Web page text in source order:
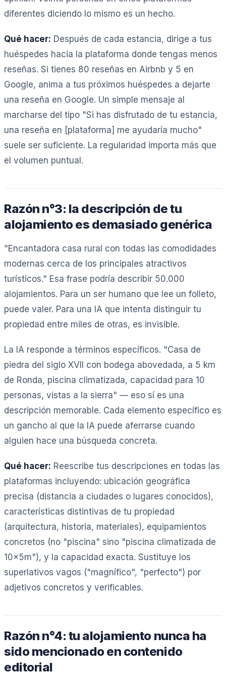
diferentes diciendo lo mismo es un hecho.
Qué hacer: Después de cada estancia, dirige a tus
huéspedes hacia la plataforma donde tengas menos
reseñas. Si tienes 80 reseñas en Airbnb y 5 en
Google, anima a tus próximos huéspedes a dejarte
una reseña en Google. Un simple mensaje al
marcharse del tipo "Si has disfrutado de tu estancia,
una reseña en [plataforma] me ayudaría mucho"
suele ser suficiente. La regularidad importa más que
el volumen puntual.
Razón n°3: la descripción de tu
alojamiento es demasiado genérica
"Encantadora casa rural con todas las comodidades
modernas cerca de los principales atractivos
turísticos." Esa frase podría describir 50.000
alojamientos. Para un ser humano que lee un folleto,
puede valer. Para una IA que intenta distinguir tu
propiedad entre miles de otras, es invisible.
La IA responde a términos específicos. "Casa de
piedra del siglo XVII con bodega abovedada, a 5 km
de Ronda, piscina climatizada, capacidad para 10
personas, vistas a la sierra" — eso sí es una
descripción memorable. Cada elemento específico es
un gancho al que la IA puede aferrarse cuando
alguien hace una búsqueda concreta.
Qué hacer: Reescribe tus descripciones en todas las
plataformas incluyendo: ubicación geográfica
precisa (distancia a ciudades o lugares conocidos),
características distintivas de tu propiedad
(arquitectura, historia, materiales), equipamientos
concretos (no "piscina" sino "piscina climatizada de
10×5m"), y la capacidad exacta. Sustituye los
superlativos vagos ("magnífico", "perfecto") por
adjetivos concretos y verificables.
Razón n°4: tu alojamiento nunca ha
sido mencionado en contenido
editorial